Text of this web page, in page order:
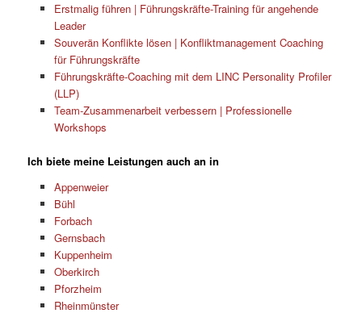
Erstmalig führen | Führungskräfte-Training für angehende
Leader
Souverän Konflikte lösen | Konfliktmanagement Coaching
für Führungskräfte
Führungskräfte-Coaching mit dem LINC Personality Profiler
(LLP)
Team-Zusammenarbeit verbessern | Professionelle
Workshops
Ich biete meine Leistungen auch an in
Appenweier
Bühl
Forbach
Gernsbach
Kuppenheim
Oberkirch
Pforzheim
Rheinmünster